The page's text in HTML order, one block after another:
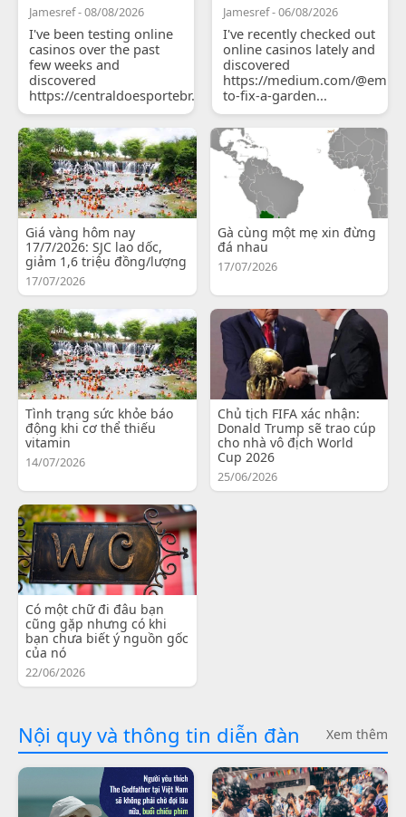
Jamesref - 08/08/2026
I've been testing online
casinos over the past
few weeks and
discovered
https://centraldoesportebr.substack.com/p/cucure...
Jamesref - 06/08/2026
I've recently checked out
online casinos lately and
discovered
https://medium.com/
to-fix-a-garden...
Giá vàng hôm nay
17/7/2026: SJC lao dốc,
giảm 1,6 triệu đồng/lượng
17/07/2026
Gà cùng một mẹ xin đừng
đá nhau
17/07/2026
Tình trạng sức khỏe báo
động khi cơ thể thiếu
vitamin
14/07/2026
Chủ tịch FIFA xác nhận:
Donald Trump sẽ trao cúp
cho nhà vô địch World
Cup 2026
25/06/2026
Có một chữ đi đâu bạn
cũng gặp nhưng có khi
bạn chưa biết ý nguồn gốc
của nó
22/06/2026
Nội quy và thông tin diễn đàn Xem thêm